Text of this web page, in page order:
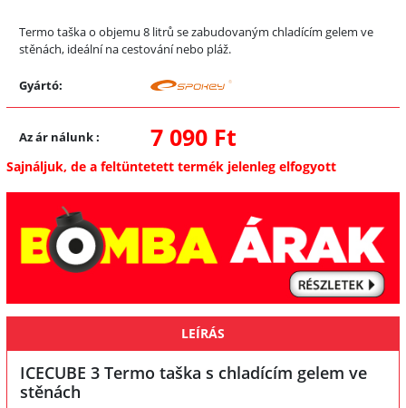
Termo taška o objemu 8 litrů se zabudovaným chladícím gelem ve
stěnách, ideální na cestování nebo pláž.
Gyártó:
Az ár nálunk: 7 090 Ft
Sajnáljuk, de a feltüntetett termék jelenleg elfogyott
LEÍRÁS
ICECUBE 3 Termo taška s chladícím gelem ve
stěnách